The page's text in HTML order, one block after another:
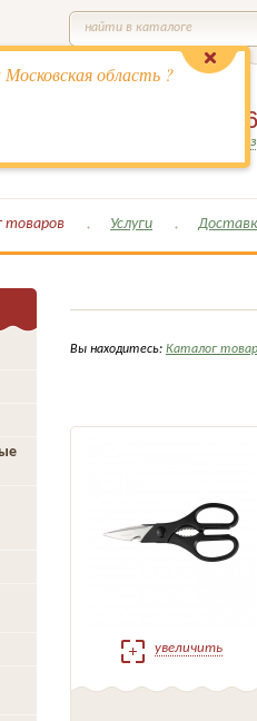
область ?
найти в каталоге
649-
Заказать обратный
товаров Услуги
Вы находитесь: Каталог
увеличить